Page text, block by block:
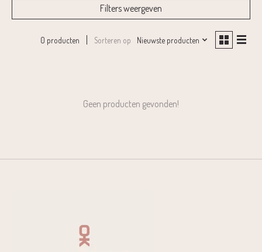
Filters weergeven
0 producten Sorteren op Nieuwste producten
Geen producten gevonden!